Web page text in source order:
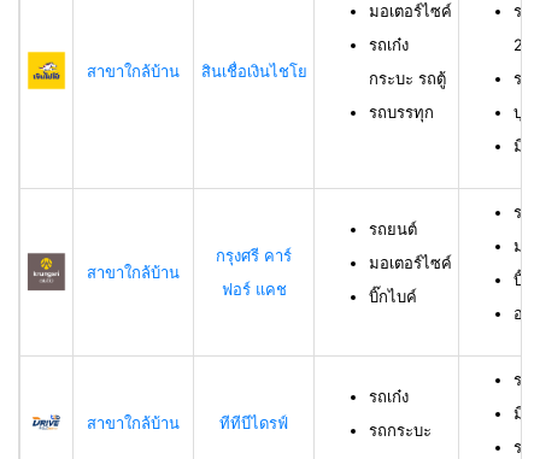
สาขาใกล้บ้าน สินเชื่อเงินไชโย
มอเตอร์ไซค์
รถเก๋ง
กระบะ รถตู้
รถบรรทุก
รถ
23
รถ
บุค
มีร
สาขาใกล้บ้าน
กรุงศรี คาร์
ฟอร์ แคช
รถยนต์
มอเตอร์ไซค์
บิ๊กไบค์
รถ
มอ
บิ๊ก
อา
สาขาใกล้บ้าน ทีทีบีไดรฟ์
รถเก๋ง
รถกระบะ
รถ
มีอ
รา